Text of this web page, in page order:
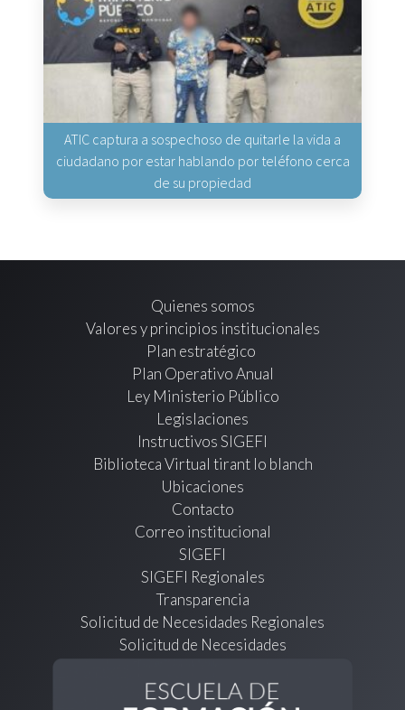
ATIC captura a sospechoso de quitarle la vida a
ciudadano por estar hablando por teléfono cerca
de su propiedad
Quienes somos
Valores y principios institucionales
Plan estratégico
Plan Operativo Anual
Ley Ministerio Público
Legislaciones
Instructivos SIGEFI
Biblioteca Virtual tirant lo blanch
Ubicaciones
Contacto
Correo institucional
SIGEFI
SIGEFI Regionales
Transparencia
Solicitud de Necesidades Regionales
Solicitud de Necesidades